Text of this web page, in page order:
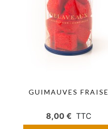
GUIMAUVES FRAISE
8,00 € TTC